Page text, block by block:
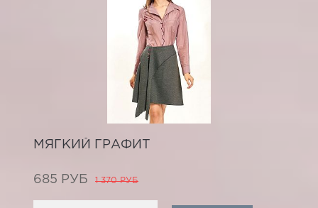
МЯГКИЙ ГРАФИТ
685 РУБ 1 370 РУБ